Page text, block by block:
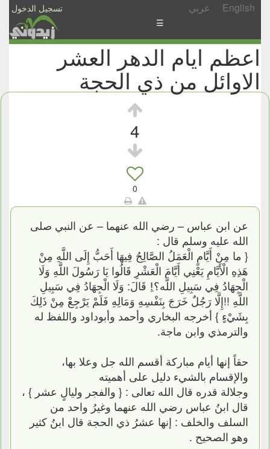
تسجيل الدخول عربي English
الأخبار
والمشاركات
☰
اعظم ايام الدهر العشر
الاوائل من ذي الحجة
4
0
عن ابن عباس – رضي الله عنهما – عن النبي صلى
الله عليه وسلم قال :
{ ما مِنْ أَيَّامٍ الْعَمَلُ الصَّالِحُ فِيهَا أَحَبُّ إِلَى اللَّهِ مِنْ
هَذِهِ الْأَيَّامِ يَعْنِي أَيَّامَ الْعَشْرِ قَالُوا يَا رَسُولَ اللَّهِ وَلَا
الْجِهَادُ فِي سَبِيلِ اللَّه؟!ِ قَالَ: وَلَا الْجِهَادُ فِي سَبِيلِ
اللَّهِ !!إِلَّا رَجُلٌ خَرَجَ بِنَفْسِهِ وَمَالِهِ فَلَمْ يَرْجِعْ مِنْ ذَلِكَ
بِشَيْءٍ } أخرجه البخاري وأحمد وأبوداود واللفظ له
والترمذي وابن ماجة.
حقاً إنها أيام مباركة أقسم الله جل وعلا بها،
والإقسام بالشيء دليل على أهميته
وجلالة قدره قال الله تعالى : { والفجر وليالٍ عشر } ،
قال ابنُ عباس رضي الله عنهما وغيرُ واحد من
السلف والخلف : إنها عشرُ ذي الحجة قال ابنُ كثير
وهو الصحيح .